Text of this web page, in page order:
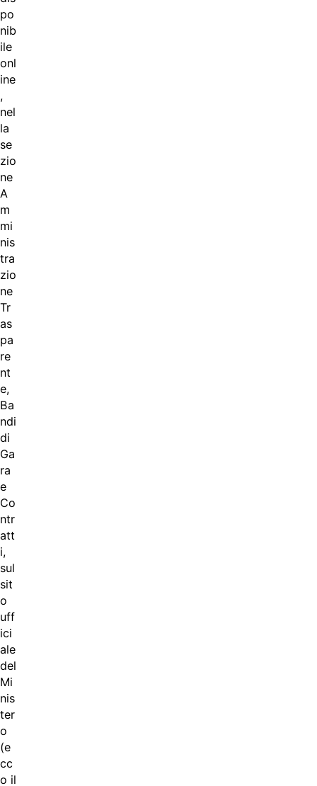
po
nib
ile
onl
ine
,
nel
la
se
zio
ne
A
m
mi
nis
tra
zio
ne
Tr
as
pa
re
nt
e,
Ba
ndi
di
Ga
ra
e
Co
ntr
att
i,
sul
sit
o
uff
ici
ale
del
Mi
nis
ter
o
(e
cc
o il